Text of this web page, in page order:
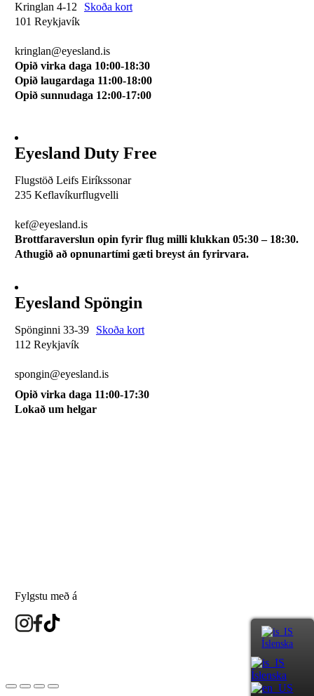
Kringlan 4-12
Skoða kort
101 Reykjavík
kringlan@eyesland.is
Opið virka daga 10:00-18:30
Opið laugardaga 11:00-18:00
Opið sunnudaga 12:00-17:00
Eyesland Duty Free
Flugstöð Leifs Eiríkssonar
235 Keflavíkurflugvelli
kef@eyesland.is
Brottfaraverslun opin fyrir flug milli klukkan 05:30 – 18:30.
Athugið að opnunartími gæti breyst án fyrirvara.
Eyesland Spöngin
Spönginni 33-39
Skoða kort
112 Reykjavík
spongin@eyesland.is
Opið virka daga 11:00-17:30
Lokað um helgar
Fylgstu með á
Íslenska
Íslenska